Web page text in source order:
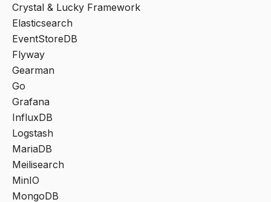
Crystal & Lucky Framework
Elasticsearch
EventStoreDB
Flyway
Gearman
Go
Grafana
InfluxDB
Logstash
MariaDB
Meilisearch
MinIO
MongoDB